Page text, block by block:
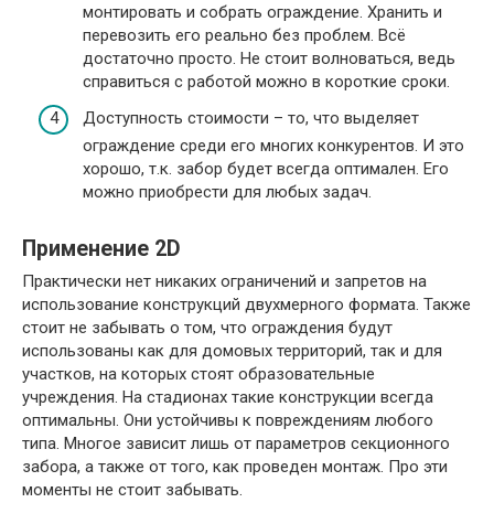
монтировать и собрать ограждение. Хранить и
перевозить его реально без проблем. Всё
достаточно просто. Не стоит волноваться, ведь
справиться с работой можно в короткие сроки.
Доступность стоимости – то, что выделяет
ограждение среди его многих конкурентов. И это
хорошо, т.к. забор будет всегда оптимален. Его
можно приобрести для любых задач.
Применение 2D
Практически нет никаких ограничений и запретов на
использование конструкций двухмерного формата. Также
стоит не забывать о том, что ограждения будут
использованы как для домовых территорий, так и для
участков, на которых стоят образовательные
учреждения. На стадионах такие конструкции всегда
оптимальны. Они устойчивы к повреждениям любого
типа. Многое зависит лишь от параметров секционного
забора, а также от того, как проведен монтаж. Про эти
моменты не стоит забывать.